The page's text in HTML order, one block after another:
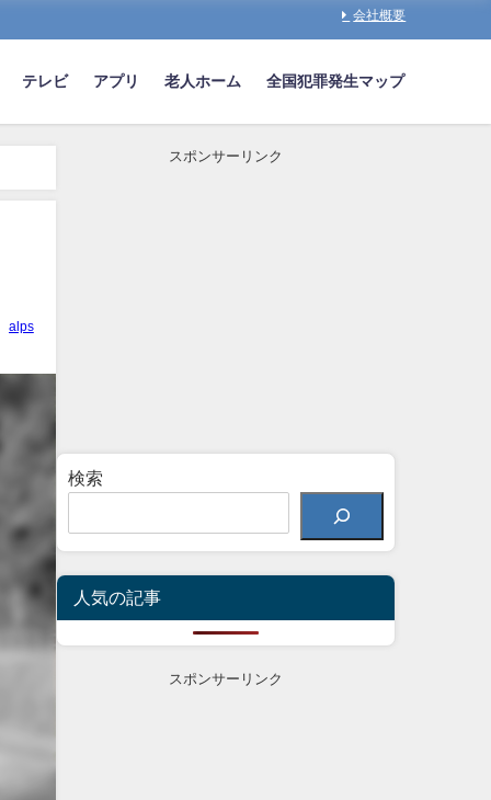
会社概要
テレビ アプリ 老人ホーム 全国犯罪発生マップ
alps
スポンサーリンク
検索
人気の記事
スポンサーリンク